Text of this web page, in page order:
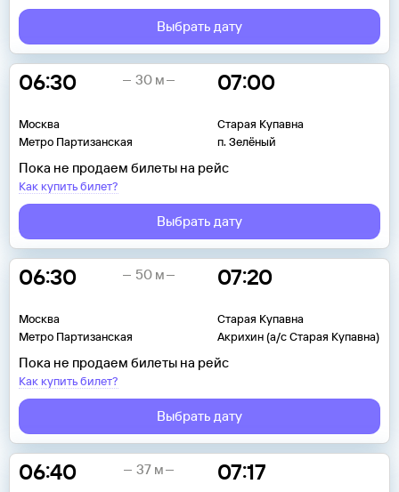
Выбрать дату
06:30
Москва
Метро Партизанская
07:00
Старая Купавна
п. Зелёный
30 м
Пока не продаем билеты на рейс
Как купить билет?
Выбрать дату
06:30
Москва
Метро Партизанская
07:20
Старая Купавна
Акрихин (а/с Старая Купавна)
50 м
Пока не продаем билеты на рейс
Как купить билет?
Выбрать дату
06:40 07:17
37 м